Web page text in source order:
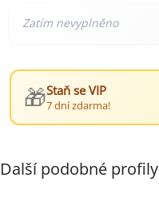
🎁Staň se VIP
7 dní zdarma!
Další podobné profily